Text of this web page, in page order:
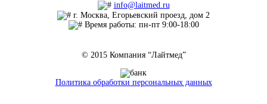
info@laitmed.ru
г. Москва, Егорьевский проезд, дом 2
Время работы: пн-пт 9:00-18:00
© 2015 Компания “Лайтмед”
Политика обработки персональных данных